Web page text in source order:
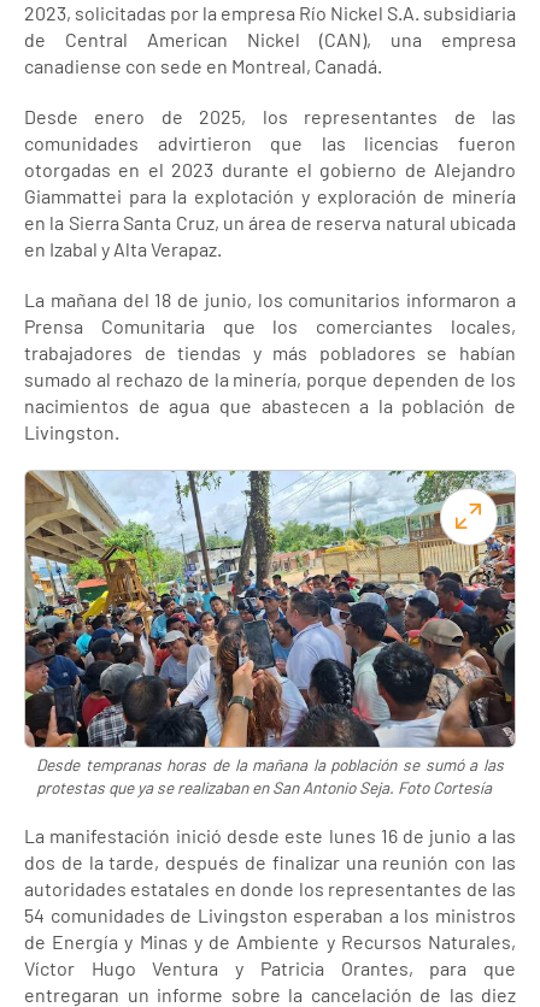
2023, solicitadas por la empresa Río Nickel S.A. subsidiaria
de Central American Nickel (CAN), una empresa
canadiense con sede en Montreal, Canadá.
Desde enero de 2025, los representantes de las
comunidades advirtieron que las licencias fueron
otorgadas en el 2023 durante el gobierno de Alejandro
Giammattei para la explotación y exploración de minería
en la Sierra Santa Cruz, un área de reserva natural ubicada
en Izabal y Alta Verapaz.
La mañana del 18 de junio, los comunitarios informaron a
Prensa Comunitaria que los comerciantes locales,
trabajadores de tiendas y más pobladores se habían
sumado al rechazo de la minería, porque dependen de los
nacimientos de agua que abastecen a la población de
Livingston.
Desde tempranas horas de la mañana la población se sumó a las
protestas que ya se realizaban en San Antonio Seja. Foto Cortesía
La manifestación inició desde este lunes 16 de junio a las
dos de la tarde, después de finalizar una reunión con las
autoridades estatales en donde los representantes de las
54 comunidades de Livingston esperaban a los ministros
de Energía y Minas y de Ambiente y Recursos Naturales,
Víctor Hugo Ventura y Patricia Orantes, para que
entregaran un informe sobre la cancelación de las diez